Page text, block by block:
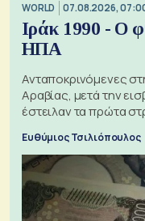
WORLD 07.08.2026,
Ιράκ 1990 - Ο
ΗΠΑ
Ανταποκρινόμενες
Αραβίας, μετά την
έστειλαν τα πρώτα
πόλεμο της ιστορίας
Ευθύμιος Τσιλιόπουλος